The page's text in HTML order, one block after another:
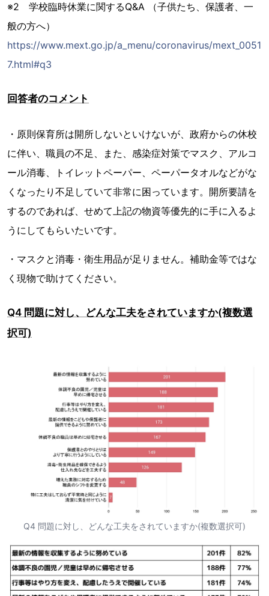
※2 学校臨時休業に関するQ&A （子供たち、保護者、一
般の方へ）
https://www.mext.go.jp/a_menu/coronavirus/mext_0051
7.html#q3
回答者のコメント
・原則保育所は開所しないといけないが、政府からの休校
に伴い、職員の不足、また、感染症対策でマスク、アルコ
ール消毒、トイレットペーパー、ペーパータオルなどがな
くなったり不足していて非常に困っています。開所要請を
するのであれば、せめて上記の物資等優先的に手に入るよ
うにしてもらいたいです。
・マスクと消毒・衛生用品が足りません。補助金等ではな
く現物で助けてください。
Q4 問題に対し、どんな工夫をされていますか(複数選
択可)
Q4 問題に対し、どんな工夫をされていますか(複数選択可)